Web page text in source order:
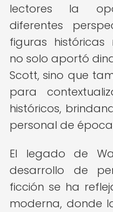
lectores la
diferentes
figuras históricas
no solo aportó
Scott, sino que
para
históricos,
personal de
El legado de
desarrollo de
ficción se ha
moderna, donde